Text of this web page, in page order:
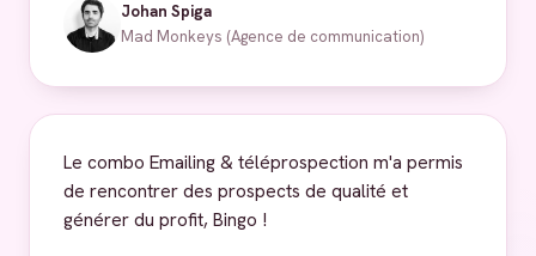
Johan Spiga
Mad Monkeys (Agence de communication)
Le combo Emailing & téléprospection m'a permis
de rencontrer des prospects de qualité et
générer du profit, Bingo !